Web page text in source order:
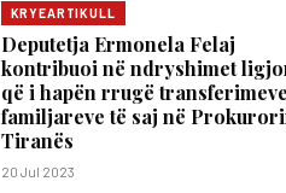
KRYEARTIKULL
Deputetja Ermonela Felaj
kontribuoi në ndryshimet
që i hapën rrugë
familjareve të saj në
Tiranës
20 Jul 2023